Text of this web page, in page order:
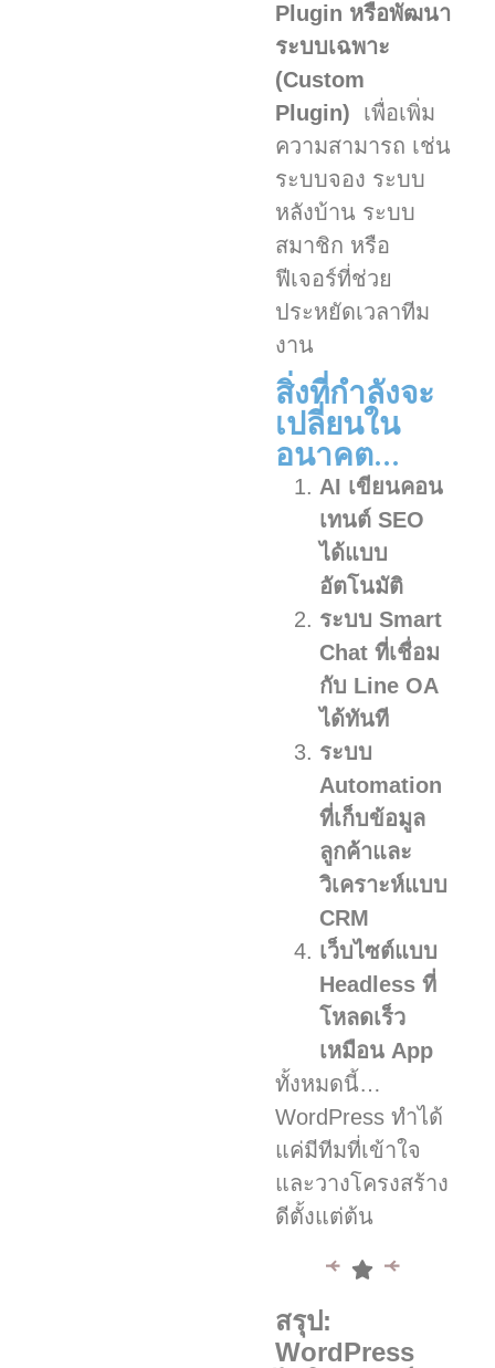
Plugin หรือพัฒนา
ระบบเฉพาะ
(Custom
Plugin) เพื่อเพิ่ม
ความสามารถ เช่น
ระบบจอง ระบบ
หลังบ้าน ระบบ
สมาชิก หรือ
ฟีเจอร์ที่ช่วย
ประหยัดเวลาทีม
งาน
สิ่งที่กำลังจะ
เปลี่ยนใน
อนาคต...
AI เขียนคอน
เทนต์ SEO
ได้แบบ
อัตโนมัติ
ระบบ Smart
Chat ที่เชื่อม
กับ Line OA
ได้ทันที
ระบบ
Automation
ที่เก็บข้อมูล
ลูกค้าและ
วิเคราะห์แบบ
CRM
เว็บไซต์แบบ
Headless ที่
โหลดเร็ว
เหมือน App
ทั้งหมดนี้…
WordPress ทำได้
แค่มีทีมที่เข้าใจ
และวางโครงสร้าง
ดีตั้งแต่ต้น
สรุป:
WordPress